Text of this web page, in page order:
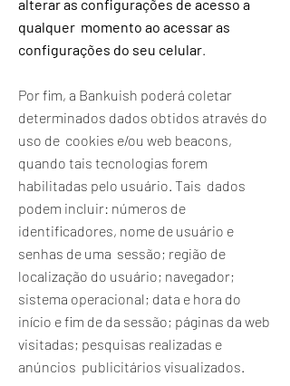
alterar as configurações de acesso a
qualquer momento ao acessar as
configurações do seu celular.
Por fim, a Bankuish poderá coletar
determinados dados obtidos através do
uso de cookies e/ou web beacons,
quando tais tecnologias forem
habilitadas pelo usuário. Tais dados
podem incluir: números de
identificadores, nome de usuário e
senhas de uma sessão; região de
localização do usuário; navegador;
sistema operacional; data e hora do
início e fim de da sessão; páginas da web
visitadas; pesquisas realizadas e
anúncios publicitários visualizados.